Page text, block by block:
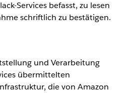
Services befasst, zu lesen
schriftlich zu bestätigen.
und Verarbeitung
übermittelten
die von Amazon